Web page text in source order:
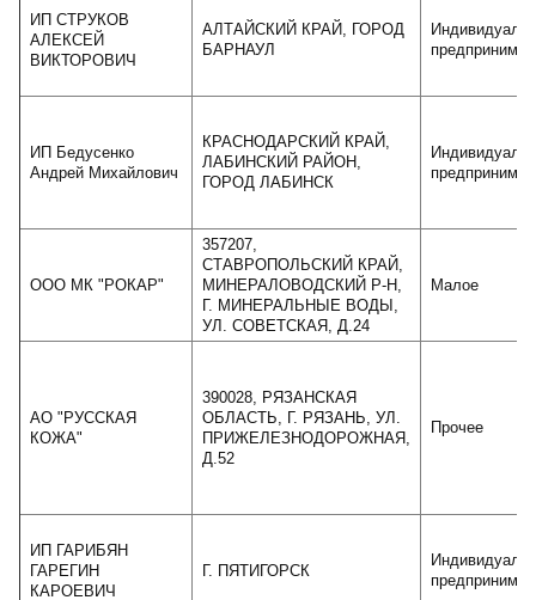
ИП СТРУКОВ
АЛЕКСЕЙ
ВИКТОРОВИЧ
АЛТАЙСКИЙ КРАЙ, ГОРОД
БАРНАУЛ
ИП Бедусенко
Андрей Михайлович
КРАСНОДАРСКИЙ КРАЙ,
ЛАБИНСКИЙ РАЙОН,
ГОРОД ЛАБИНСК
ООО МК "РОКАР"
357207,
СТАВРОПОЛЬСКИЙ КРАЙ,
МИНЕРАЛОВОДСКИЙ Р-Н,
Г. МИНЕРАЛЬНЫЕ ВОДЫ,
УЛ. СОВЕТСКАЯ, Д.24
Малое
АО "РУССКАЯ
КОЖА"
390028, РЯЗАНСКАЯ
ОБЛАСТЬ, Г. РЯЗАНЬ, УЛ.
ПРИЖЕЛЕЗНОДОРОЖНАЯ,
Д.52
Прочее
ИП ГАРИБЯН
ГАРЕГИН
КАРОЕВИЧ
Г. ПЯТИГОРСК